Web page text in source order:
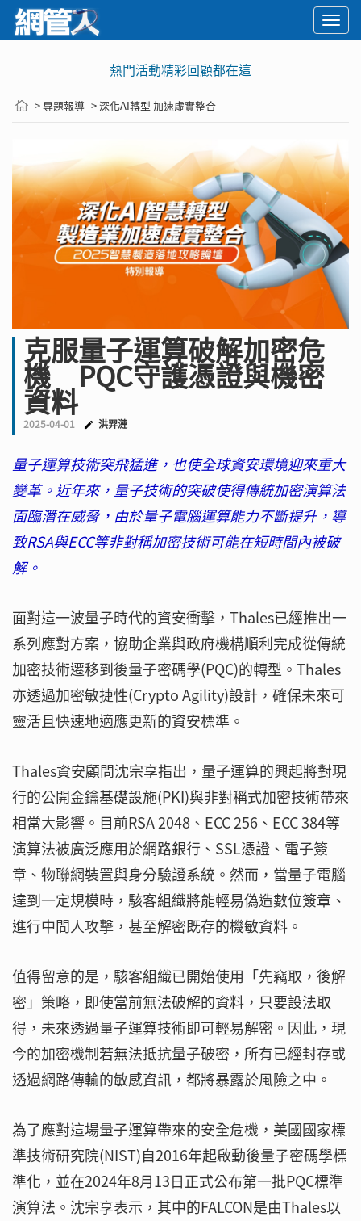
熱門活動精彩回顧都在這
> 專題報導 > 深化AI轉型 加速虛實整合
克服量子運算破解加密危
機 PQC守護憑證與機密
資料
2025-04-01 洪羿漣
量子運算技術突飛猛進，也使全球資安環境迎來重大
變革。近年來，量子技術的突破使得傳統加密演算法
面臨潛在威脅，由於量子電腦運算能力不斷提升，導
致RSA與ECC等非對稱加密技術可能在短時間內被破
解。
面對這一波量子時代的資安衝擊，Thales已經推出一
系列應對方案，協助企業與政府機構順利完成從傳統
加密技術遷移到後量子密碼學(PQC)的轉型。Thales
亦透過加密敏捷性(Crypto Agility)設計，確保未來可
靈活且快速地適應更新的資安標準。
Thales資安顧問沈宗享指出，量子運算的興起將對現
行的公開金鑰基礎設施(PKI)與非對稱式加密技術帶來
相當大影響。目前RSA 2048、ECC 256、ECC 384等
演算法被廣泛應用於網路銀行、SSL憑證、電子簽
章、物聯網裝置與身分驗證系統。然而，當量子電腦
達到一定規模時，駭客組織將能輕易偽造數位簽章、
進行中間人攻擊，甚至解密既存的機敏資料。
值得留意的是，駭客組織已開始使用「先竊取，後解
密」策略，即使當前無法破解的資料，只要設法取
得，未來透過量子運算技術即可輕易解密。因此，現
今的加密機制若無法抵抗量子破密，所有已經封存或
透過網路傳輸的敏感資訊，都將暴露於風險之中。
為了應對這場量子運算帶來的安全危機，美國國家標
準技術研究院(NIST)自2016年起啟動後量子密碼學標
準化，並在2024年8月13日正式公布第一批PQC標準
演算法。沈宗享表示，其中的FALCON是由Thales以